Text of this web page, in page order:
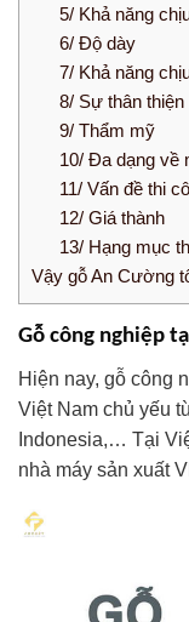
5/ Khả năng
6/ Độ dày
7/ Khả năng
8/ Sự thân
9/ Thẩm mỹ
10/ Đa dạng về
11/ Vấn đề thi
12/ Giá thành
13/ Hạng mục
Vậy gỗ An Cường
Gỗ công nghiệp
Hiện nay, gỗ công
Việt Nam chủ yếu
Indonesia,… Tại
nhà máy sản xuất